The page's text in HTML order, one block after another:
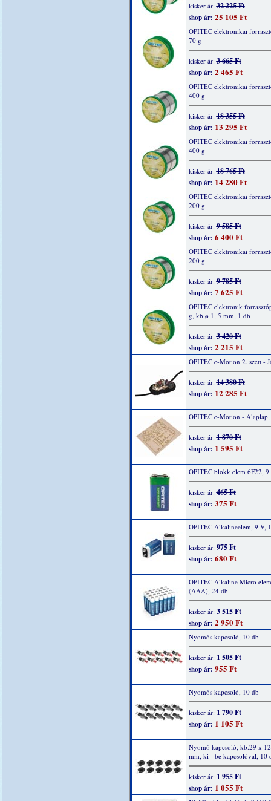
kisker ár:32 225 Ft
shop ár: 25 105 Ft
OPITEC elektronikai
70 g
kisker ár:3 665 Ft
shop ár: 2 465 Ft
OPITEC elektronikai
400 g
kisker ár:18 355 Ft
shop ár: 13 295 Ft
OPITEC elektronikai
400 g
kisker ár:18 765 Ft
shop ár: 14 280 Ft
OPITEC elektronikai
200 g
kisker ár:9 585 Ft
shop ár: 6 400 Ft
OPITEC elektronikai
200 g
kisker ár:9 785 Ft
shop ár: 7 625 Ft
OPITEC elektronik
g, kb.ø 1, 5 mm, 1 db
kisker ár:3 420 Ft
shop ár: 2 215 Ft
OPITEC e-Motion 2. szett -
kisker ár:14 380 Ft
shop ár: 12 285 Ft
OPITEC e-Motion - Alaplap,
kisker ár:1 870 Ft
shop ár: 1 595 Ft
OPITEC blokk elem 6F22, 9
kisker ár:465 Ft
shop ár: 375 Ft
OPITEC Alkalineelem, 9 V,
kisker ár:975 Ft
shop ár: 680 Ft
OPITEC Alkaline Micro
(AAA), 24 db
kisker ár:3 515 Ft
shop ár: 2 950 Ft
Nyomós kapcsoló, 10 db
kisker ár:1 505 Ft
shop ár: 955 Ft
Nyomós kapcsoló, 10 db
kisker ár:1 790 Ft
shop ár: 1 105 Ft
Nyomó kapcsoló, kb.29 x
mm, ki - be kapcsolóval, 10
kisker ár:1 955 Ft
shop ár: 1 055 Ft